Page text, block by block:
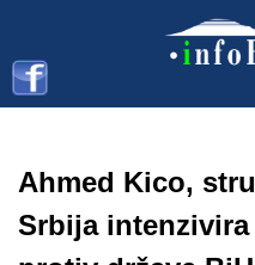
Ahmed Kico,
Srbija